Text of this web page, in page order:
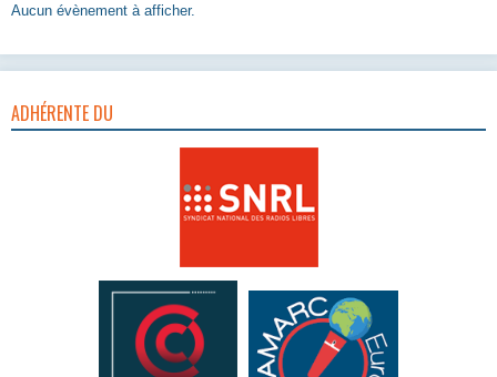
Aucun évènement à afficher.
ADHÉRENTE DU